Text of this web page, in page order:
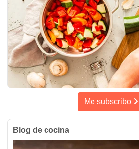
Me subscribo
Blog de cocina